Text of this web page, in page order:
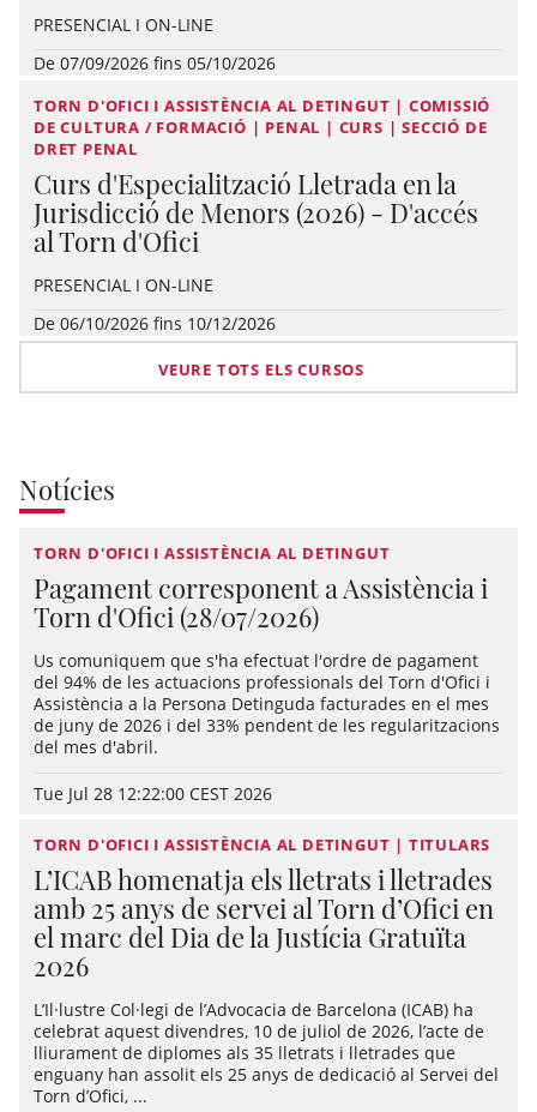
PRESENCIAL I ON-LINE
De 07/09/2026 fins 05/10/2026
TORN D'OFICI I ASSISTÈNCIA AL DETINGUT | COMISSIÓ
DE CULTURA / FORMACIÓ | PENAL | CURS | SECCIÓ DE
DRET PENAL
Curs d'Especialització Lletrada en la
Jurisdicció de Menors (2026) - D'accés
al Torn d'Ofici
PRESENCIAL I ON-LINE
De 06/10/2026 fins 10/12/2026
VEURE TOTS ELS CURSOS
Notícies
TORN D'OFICI I ASSISTÈNCIA AL DETINGUT
Pagament corresponent a Assistència i
Torn d'Ofici (28/07/2026)
Us comuniquem que s'ha efectuat l'ordre de pagament
del 94% de les actuacions professionals del Torn d'Ofici i
Assistència a la Persona Detinguda facturades en el mes
de juny de 2026 i del 33% pendent de les regularitzacions
del mes d'abril.
Tue Jul 28 12:22:00 CEST 2026
TORN D'OFICI I ASSISTÈNCIA AL DETINGUT | TITULARS
L’ICAB homenatja els lletrats i lletrades
amb 25 anys de servei al Torn d’Ofici en
el marc del Dia de la Justícia Gratuïta
2026
L’Il·lustre Col·legi de l’Advocacia de Barcelona (ICAB) ha
celebrat aquest divendres, 10 de juliol de 2026, l’acte de
lliurament de diplomes als 35 lletrats i lletrades que
enguany han assolit els 25 anys de dedicació al Servei del
Torn d’Ofici, ...